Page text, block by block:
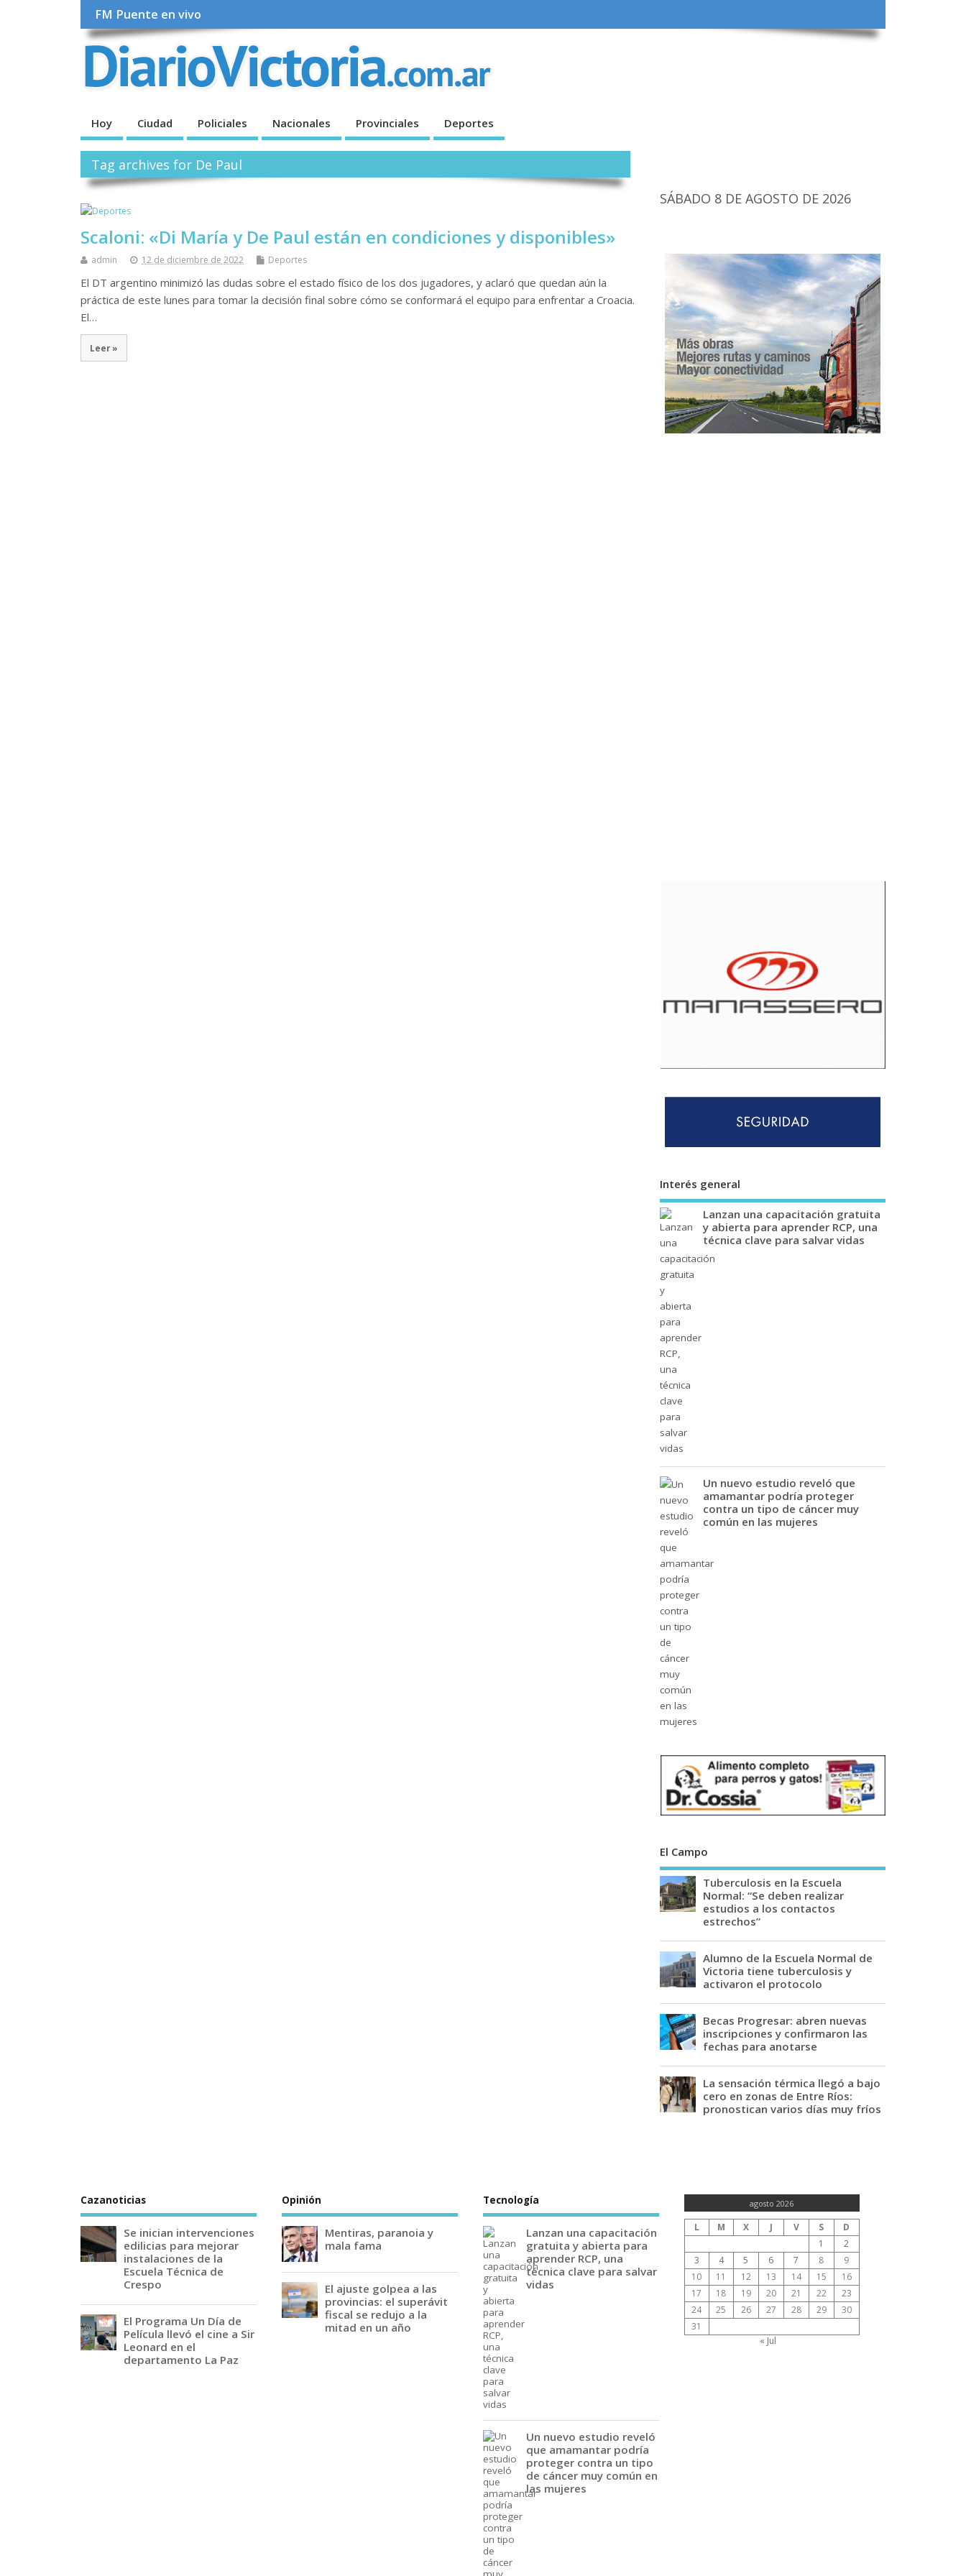
FM Puente en vivo
Hoy Ciudad Policiales Nacionales Provinciales Deportes
Tag archives for De Paul
Scaloni: «Di María y De Paul están en condiciones y disponibles»
admin 12 de diciembre de 2022 Deportes
El DT argentino minimizó las dudas sobre el estado físico de los dos jugadores, y aclaró que quedan aún la
práctica de este lunes para tomar la decisión final sobre cómo se conformará el equipo para enfrentar a Croacia.
El…
Leer »
SÁBADO 8 DE AGOSTO DE 2026
Interés general
Lanzan una capacitación gratuita
y abierta para aprender RCP, una
técnica clave para salvar vidas
Un nuevo estudio reveló que
amamantar podría proteger
contra un tipo de cáncer muy
común en las mujeres
El Campo
Tuberculosis en la Escuela
Normal: “Se deben realizar
estudios a los contactos
estrechos”
Alumno de la Escuela Normal de
Victoria tiene tuberculosis y
activaron el protocolo
Becas Progresar: abren nuevas
inscripciones y confirmaron las
fechas para anotarse
La sensación térmica llegó a bajo
cero en zonas de Entre Ríos:
pronostican varios días muy fríos
Cazanoticias
Se inician intervenciones
edilicias para mejorar
instalaciones de la
Escuela Técnica de
Crespo
El Programa Un Día de
Película llevó el cine a Sir
Leonard en el
departamento La Paz
Opinión
Mentiras, paranoia y
mala fama
El ajuste golpea a las
provincias: el superávit
fiscal se redujo a la
mitad en un año
Tecnología
Lanzan una capacitación
gratuita y abierta para
aprender RCP, una
técnica clave para salvar
vidas
Un nuevo estudio reveló
que amamantar podría
proteger contra un tipo
de cáncer muy común en
las mujeres
agosto 2026
L M X J V S
D
1
2
3
4 5 6 7 8
9
10
11 12 13 14 15
16
17
18 19 20 21 22
23
24
25 26 27 28 29
30
31
« Jul